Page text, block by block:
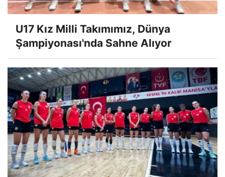
U17 Kız Milli Takımımız, Dünya
Şampiyonası'nda Sahne Alıyor